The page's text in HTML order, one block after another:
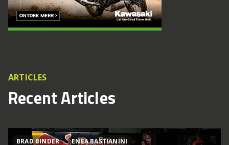
ARTICLES
Recent Articles
BRAD BINDER ENEA BASTIANINI